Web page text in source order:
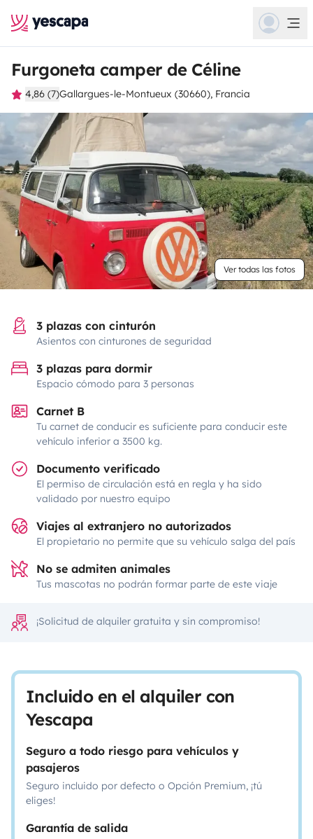
Furgoneta camper de Céline
4,86 (7)Gallargues-le-Montueux (30660), Francia
Ver todas las fotos
3 plazas con cinturón
Asientos con cinturones de seguridad
3 plazas para dormir
Espacio cómodo para 3 personas
Carnet B
Tu carnet de conducir es suficiente para conducir este
vehículo inferior a 3500 kg.
Documento verificado
El permiso de circulación está en regla y ha sido
validado por nuestro equipo
Viajes al extranjero no autorizados
El propietario no permite que su vehículo salga del país
No se admiten animales
Tus mascotas no podrán formar parte de este viaje
¡Solicitud de alquiler gratuita y sin compromiso!
Incluido en el alquiler con
Yescapa
Seguro a todo riesgo para vehículos y
pasajeros
Seguro incluido por defecto o Opción Premium, ¡tú
eliges!
Garantía de salida